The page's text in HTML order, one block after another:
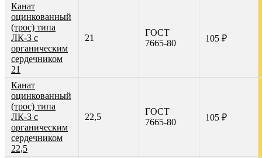
Канат
оцинкованный
(трос) типа
ЛК-3 с
органическим
сердечником
21
21
ГОСТ
7665-80
105 ₽
Канат
оцинкованный
(трос) типа
ЛК-3 с
органическим
сердечником
22,5
22,5
ГОСТ
7665-80
105 ₽